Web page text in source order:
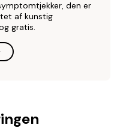
den er
af kunstig
gratis.